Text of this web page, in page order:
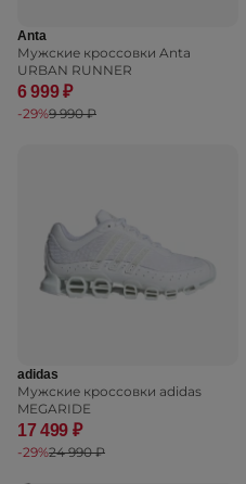
Anta
Мужские кроссовки Anta
URBAN RUNNER
6 999 ₽
-29%9 990 ₽
adidas
Мужские кроссовки adidas
MEGARIDE
17 499 ₽
-29%24 990 ₽